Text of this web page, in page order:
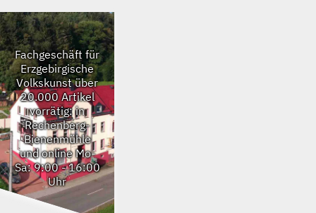
Fachgeschäft für
Erzgebirgische
Volkskunst über
20.000 Artikel
vorrätig: in
Rechenberg-
Bienenmühle
und online Mo-
Sa: 9:00 - 16:00
Uhr